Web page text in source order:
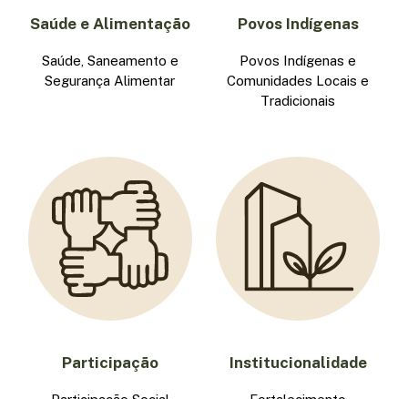
Saúde e Alimentação
Saúde, Saneamento e
Segurança Alimentar
Povos Indígenas
Povos Indígenas e
Comunidades Locais e
Tradicionais
Participação Institucionalidade